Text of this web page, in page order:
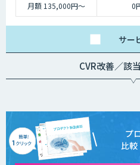
月額 135,000円〜
0
サー
CVR改善／
プ
比較